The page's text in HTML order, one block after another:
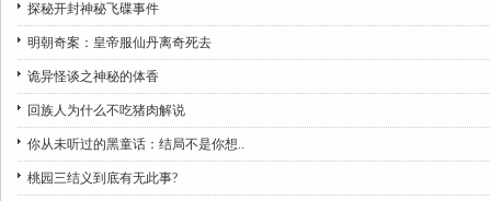
探秘开封神秘飞碟事件
明朝奇案：皇帝服仙丹离奇死去
诡异怪谈之神秘的体香
回族人为什么不吃猪肉解说
你从未听过的黑童话：结局不是你想..
桃园三结义到底有无此事?